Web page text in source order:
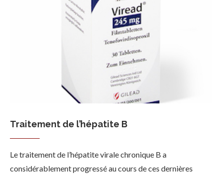
Traitement de l’hépatite B
Le traitement de l’hépatite virale chronique B a
considérablement progressé au cours de ces dernières